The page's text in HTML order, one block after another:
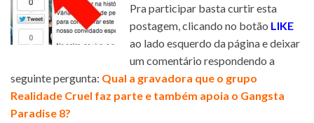
Pra participar basta curtir esta
postagem, clicando no botão LIKE
ao lado esquerdo da página e deixar
um comentário respondendo a
seguinte pergunta: Qual a gravadora que o grupo
Realidade Cruel faz parte e também apoia o Gangsta
Paradise 8?